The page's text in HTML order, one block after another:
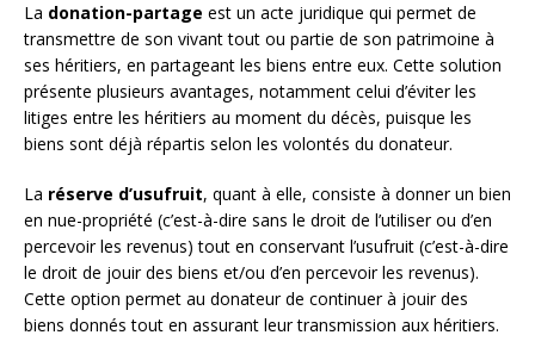
La donation-partage est un acte juridique qui permet de
transmettre de son vivant tout ou partie de son patrimoine à
ses héritiers, en partageant les biens entre eux. Cette solution
présente plusieurs avantages, notamment celui d’éviter les
litiges entre les héritiers au moment du décès, puisque les
biens sont déjà répartis selon les volontés du donateur.
La réserve d’usufruit, quant à elle, consiste à donner un bien
en nue-propriété (c’est-à-dire sans le droit de l’utiliser ou d’en
percevoir les revenus) tout en conservant l’usufruit (c’est-à-dire
le droit de jouir des biens et/ou d’en percevoir les revenus).
Cette option permet au donateur de continuer à jouir des
biens donnés tout en assurant leur transmission aux héritiers.